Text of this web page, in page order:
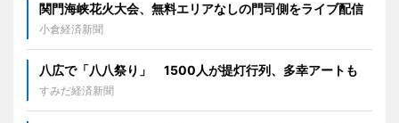
関門海峡花火大会、無料エリアなしの門司側をライブ配信
小倉経済新聞
八広で「八八祭り」 1500人が提灯行列、多幸アートも
すみだ経済新聞